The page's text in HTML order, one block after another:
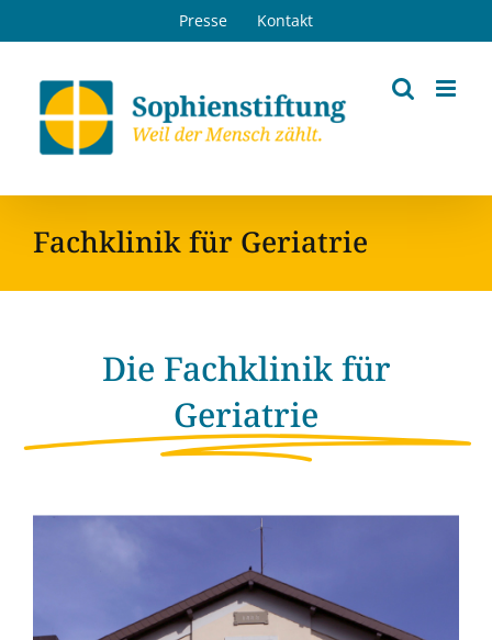
Inhalt
Presse Kontakt
Fachklinik für Geriatrie
Die Fachklinik für
Geriatrie